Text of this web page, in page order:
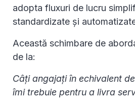
adopta fluxuri de lucru
standardizate și
Această schimbare de
de la:
Câți angajați în echivalent
îmi trebuie pentru a livra